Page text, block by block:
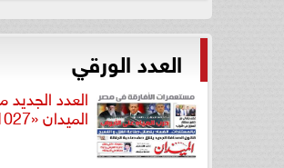
العدد الورقي
العدد
الميدان «1027»